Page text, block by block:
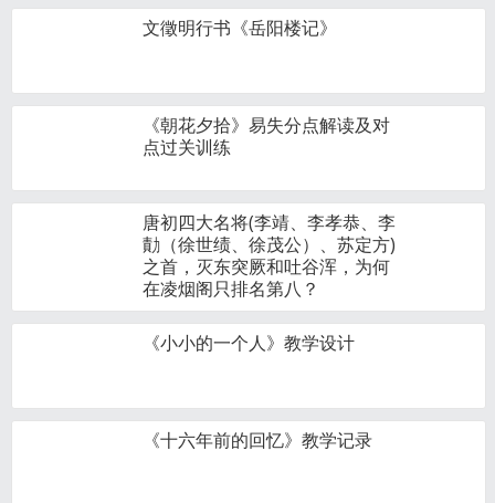
文徵明行书《岳阳楼记》
《朝花夕拾》易失分点解读及对
点过关训练
唐初四大名将(李靖、李孝恭、李
勣（徐世绩、徐茂公）、苏定方)
之首，灭东突厥和吐谷浑，为何
在凌烟阁只排名第八？
《小小的一个人》教学设计
《十六年前的回忆》教学记录